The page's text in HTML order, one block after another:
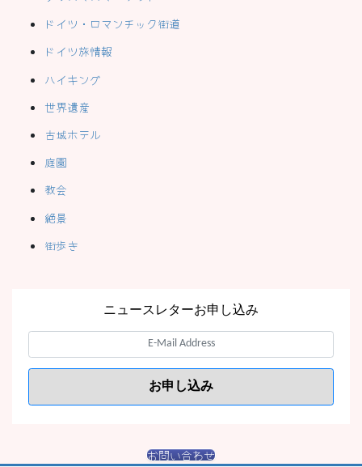
ドイツ・ロマンチック街道
ドイツ旅情報
ハイキング
世界遺産
古城ホテル
庭園
教会
絶景
街歩き
ニュースレターお申し込み
お問い合わせ